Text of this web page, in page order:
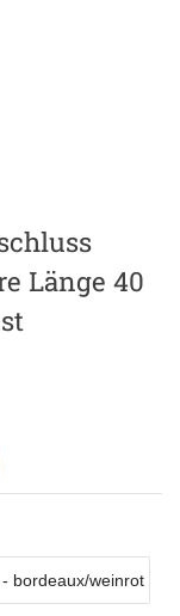
Länge 40